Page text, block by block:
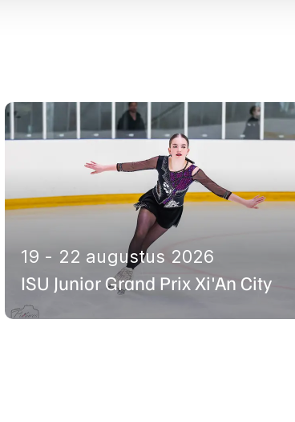
19 - 22 augustus 2026
ISU Junior Grand Prix Xi'An City